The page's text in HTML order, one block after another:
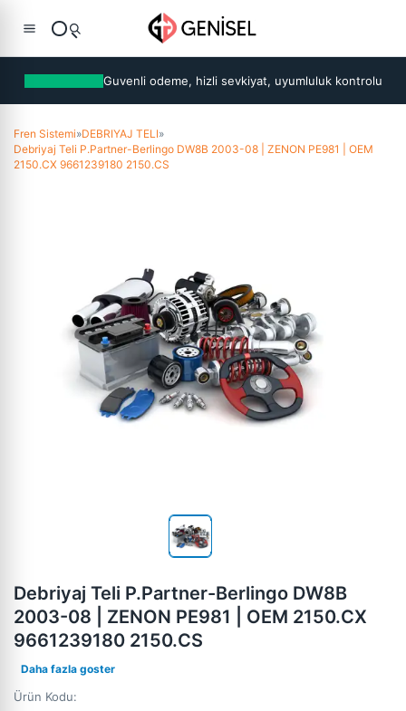
Guvenli odeme, hizli sevkiyat, uyumluluk kontrolu
Fren Sistemi»DEBRIYAJ TELI»
Debriyaj Teli P.Partner-Berlingo DW8B 2003-08 | ZENON PE981 | OEM
2150.CX 9661239180 2150.CS
Debriyaj Teli P.Partner-Berlingo DW8B
2003-08 | ZENON PE981 | OEM 2150.CX
9661239180 2150.CS
Daha fazla goster
Ürün Kodu: